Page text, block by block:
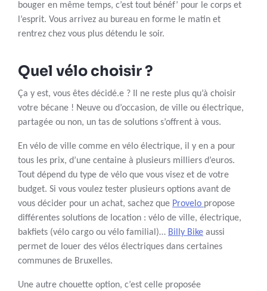
bouger en même temps, c’est tout bénéf’ pour le corps et
l’esprit. Vous arrivez au bureau en forme le matin et
rentrez chez vous plus détendu le soir.
Quel vélo choisir ?
Ça y est, vous êtes décidé.e ? Il ne reste plus qu’à choisir
votre bécane ! Neuve ou d’occasion, de ville ou électrique,
partagée ou non, un tas de solutions s’offrent à vous.
En vélo de ville comme en vélo électrique, il y en a pour
tous les prix, d’une centaine à plusieurs milliers d’euros.
Tout dépend du type de vélo que vous visez et de votre
budget. Si vous voulez tester plusieurs options avant de
vous décider pour un achat, sachez que Provelo propose
différentes solutions de location : vélo de ville, électrique,
bakfiets (vélo cargo ou vélo familial)… Billy Bike aussi
permet de louer des vélos électriques dans certaines
communes de Bruxelles.
Une autre chouette option, c’est celle proposée